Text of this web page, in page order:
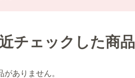
チェックした商品
がありません。